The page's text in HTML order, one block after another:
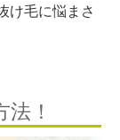
け毛に悩まさ
！